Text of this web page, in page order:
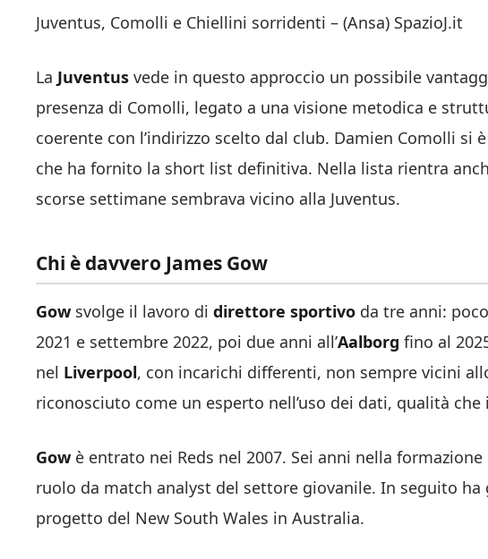
Juventus, Comolli e Chiellini sorridenti – (Ansa) SpazioJ.it
La Juventus vede in questo approccio un possibile
presenza di Comolli, legato a una visione metodica e
coerente con l’indirizzo scelto dal club. Damien Comolli si
che ha fornito la short list definitiva. Nella lista rientra
scorse settimane sembrava vicino alla Juventus.
Chi è davvero James Gow
Gow svolge il lavoro di direttore sportivo da tre anni:
2021 e settembre 2022, poi due anni all’Aalborg fino al
nel Liverpool, con incarichi differenti, non sempre vicini
riconosciuto come un esperto nell’uso dei dati, qualità
Gow è entrato nei Reds nel 2007. Sei anni nella
ruolo da match analyst del settore giovanile. In seguito ha
progetto del New South Wales in Australia.